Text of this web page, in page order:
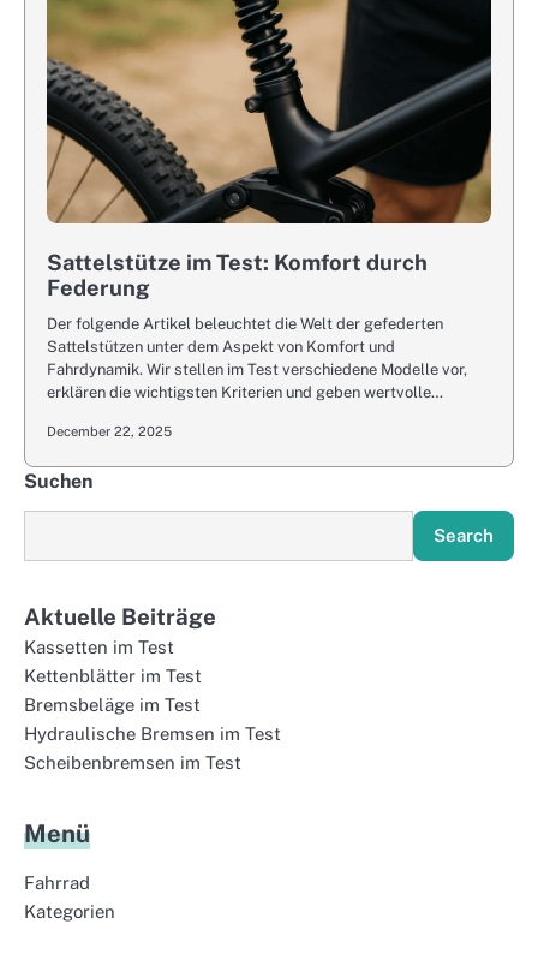
Sattelstütze im Test: Komfort durch
Federung
Der folgende Artikel beleuchtet die Welt der gefederten
Sattelstützen unter dem Aspekt von Komfort und
Fahrdynamik. Wir stellen im Test verschiedene Modelle vor,
erklären die wichtigsten Kriterien und geben wertvolle…
December 22, 2025
Suchen
Search
Aktuelle Beiträge
Kassetten im Test
Kettenblätter im Test
Bremsbeläge im Test
Hydraulische Bremsen im Test
Scheibenbremsen im Test
Menü
Fahrrad
Kategorien